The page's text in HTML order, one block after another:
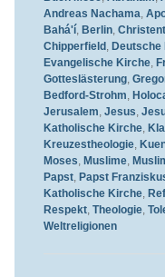
Andreas Nachama
Bahá'í, Berlin,
Chipperfield, Deutsche
Evangelische Kirche,
Gotteslästerung,
Bedford-Strohm
Jerusalem Jesus
Katholische Kirche,
Kreuzestheologie,
Moses Muslime,
Papst, Papst
Katholische Kirche,
Respekt, Theologie,
Weltreligionen